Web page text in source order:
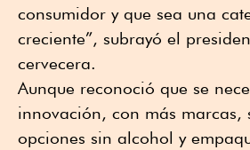
consumidor y que sea una
creciente”, subrayó el
cervecera.
Aunque reconoció que se
innovación, con más marcas,
opciones sin alcohol y